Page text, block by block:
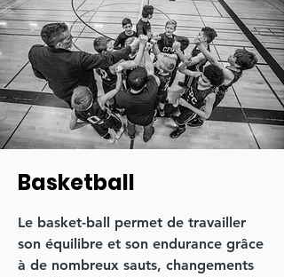
Basketball
Le basket-ball permet de travailler
son équilibre et son endurance grâce
à de nombreux sauts, changements